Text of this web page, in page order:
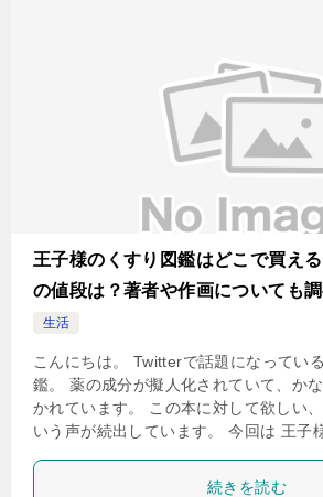
王子様のくすり図鑑はどこで買え
の値段は？著者や作画についても調
生活
こんにちは。 Twitterで話題になってい
鑑。 薬の成分が擬人化されていて、か
かれています。 この本に対して欲しい
いう声が続出しています。 今回は 王子
続きを読む